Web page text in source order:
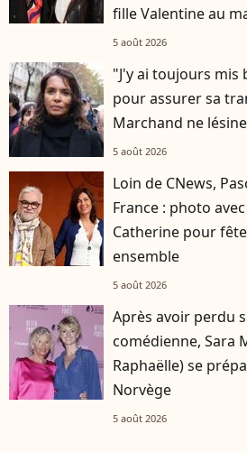
fille Valentine au
5 août 2026
"J'y ai toujours mis
pour assurer sa
Marchand ne
5 août 2026
Loin de CNews,
France : photo
Catherine pour
ensemble
5 août 2026
Après avoir perdu
comédienne, Sara
Raphaëlle) se
Norvège
5 août 2026